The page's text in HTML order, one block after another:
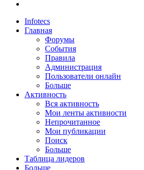
Infotecs
Главная
Форумы
События
Правила
Администрация
Пользователи онлайн
Больше
Активность
Вся активность
Мои ленты активности
Непрочитанное
Мои публикации
Поиск
Больше
Таблица лидеров
Больше